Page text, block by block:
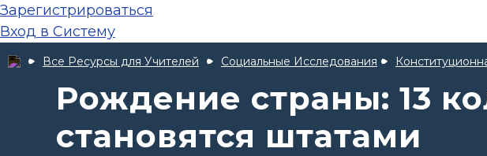
Зарегистрироваться
Вход в Систему
Все Ресурсы для Учителей Социальные Исследования
Рождение страны: 13
становятся штатами